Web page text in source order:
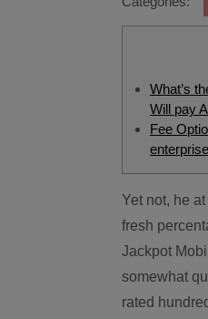
What’s
Will pay
Fee
Yet not, he at some point been able to finish the wagering needs and you may once correcting the
fresh
Jackpot
somewhat
rated